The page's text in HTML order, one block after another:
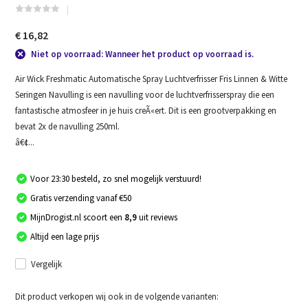
€ 16,82
Niet op voorraad: Wanneer het product op voorraad is.
Air Wick Freshmatic Automatische Spray Luchtverfrisser Fris Linnen & Witte
Seringen Navulling is een navulling voor de luchtverfrisserspray die een
fantastische atmosfeer in je huis creÃ«ert. Dit is een grootverpakking en
bevat 2x de navulling 250ml.
â€¢...
Voor 23:30 besteld, zo snel mogelijk verstuurd!
Gratis verzending vanaf €50
MijnDrogist.nl scoort een 8,9uit reviews
Altijd een lage prijs
Vergelijk
Dit product verkopen wij ook in de volgende varianten: